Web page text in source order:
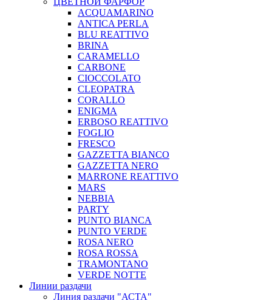
ACQUAMARINO
ANTICA PERLA
BLU REATTIVO
BRINA
CARAMELLO
CARBONE
CIOCCOLATO
CLEOPATRA
CORALLO
ENIGMA
ERBOSO REATTIVO
FOGLIO
FRESCO
GAZZETTA BIANCO
GAZZETTA NERO
MARRONE REATTIVO
MARS
NEBBIA
PARTY
PUNTO BIANCA
PUNTO VERDE
ROSA NERO
ROSA ROSSA
TRAMONTANO
VERDE NOTTE
Линии раздачи
Линия раздачи "АСТА"